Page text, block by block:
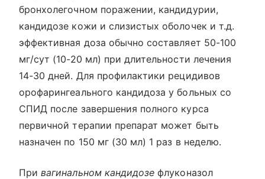
бронхолегочном поражении, кандидурии,
кандидозе кожи и слизистых оболочек и т.д.
эффективная доза обычно составляет 50-100
мг/сут (10-20 мл) при длительности лечения
14-30 дней. Для профилактики рецидивов
орофарингеального кандидоза у больных со
СПИД после завершения полного курса
первичной терапии препарат может быть
назначен по 150 мг (30 мл) 1 раз в неделю.
Привагинальном кандидозе флуконазол